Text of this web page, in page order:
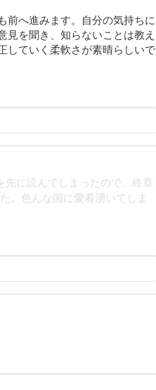
前へ進みます。自分の気持ちに
見を聞き、知らないことは教え
していく柔軟さが素晴らしいで
に読んでしまったので、終章
。色んな国に愛着湧いてしま